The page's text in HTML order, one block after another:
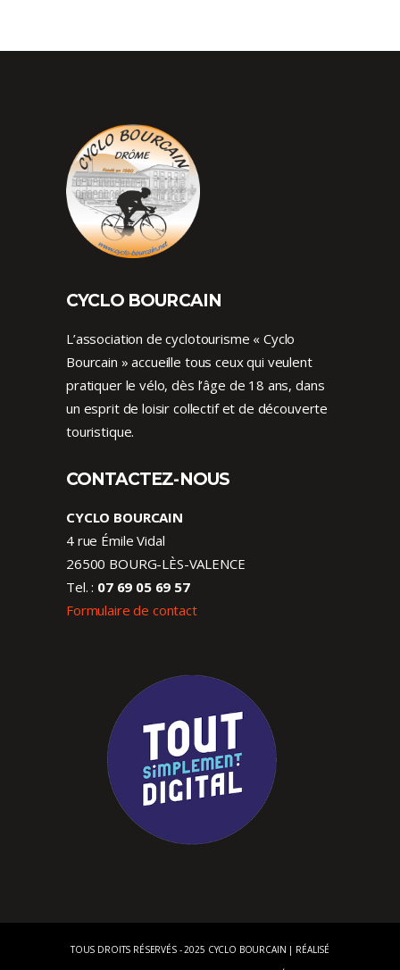
CYCLO BOURCAIN
L’association de cyclotourisme « Cyclo
Bourcain » accueille tous ceux qui veulent
pratiquer le vélo, dès l’âge de 18 ans, dans
un esprit de loisir collectif et de découverte
touristique.
CONTACTEZ-NOUS
CYCLO BOURCAIN
4 rue Émile Vidal
26500 BOURG-LÈS-VALENCE
Tel. : 07 69 05 69 57
Formulaire de contact
TOUS DROITS RÉSERVÉS - 2025 CYCLO BOURCAIN | RÉALISÉ